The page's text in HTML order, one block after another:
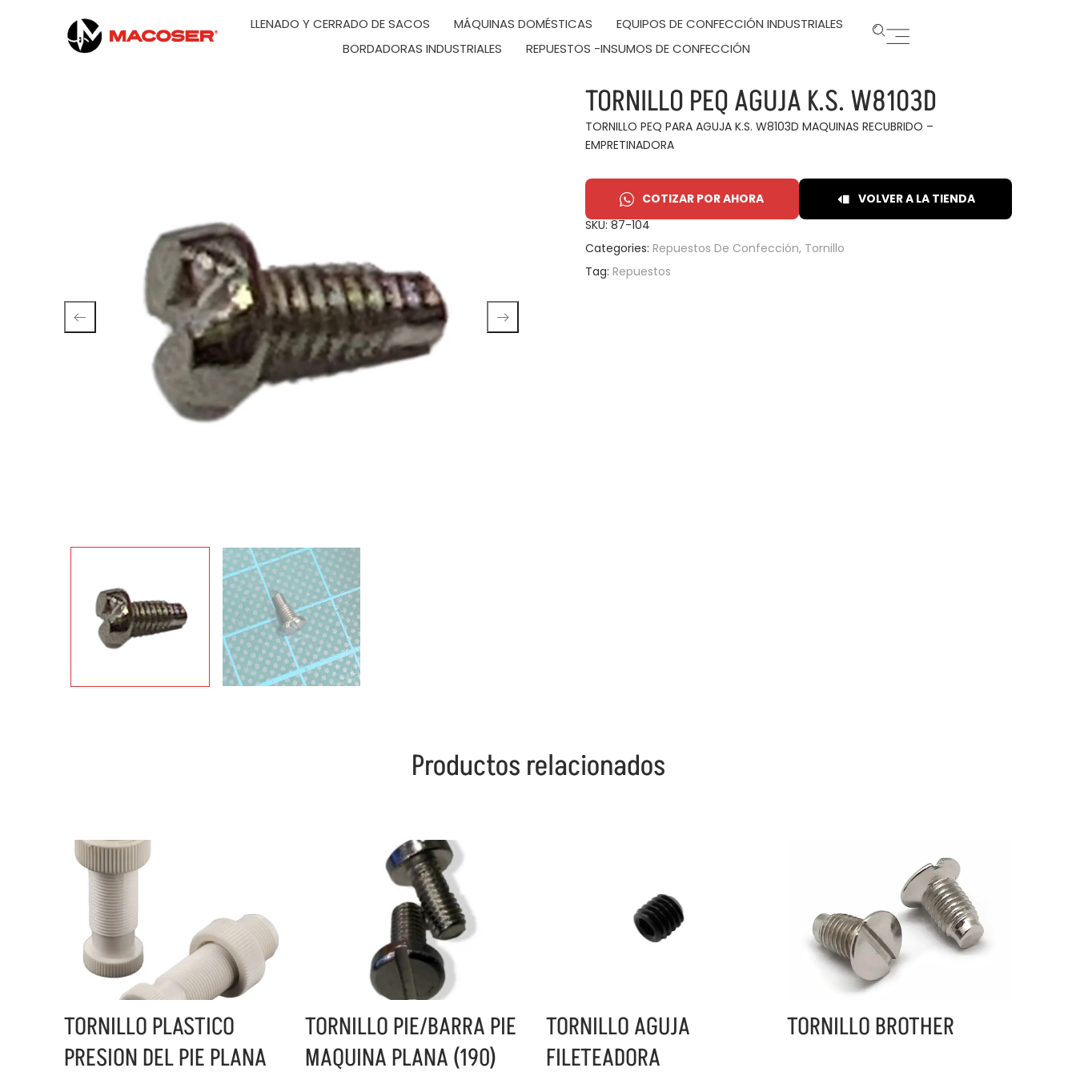
LLENADO Y CERRADO DE SACOS MÁQUINAS DOMÉSTICAS
EQUIPOS DE CONFECCIÓN INDUSTRIALES
BORDADORAS INDUSTRIALES
REPUESTOS -INSUMOS DE CONFECCIÓN
TORNILLO PEQ AGUJA K.S. W8103D
TORNILLO PEQ PARA AGUJA K.S. W8103D MAQUINAS RECUBRIDO –
EMPRETINADORA
COTIZAR POR AHORA
VOLVER A LA TIENDA
SKU: 87-104
Categories: Repuestos De Confección, Tornillo
Tag: Repuestos
Productos relacionados
TORNILLO PLASTICO
PRESION DEL PIE PLANA
TORNILLO PIE/BARRA PIE
MAQUINA PLANA (190)
TORNILLO AGUJA
FILETEADORA
TORNILLO BROTHER